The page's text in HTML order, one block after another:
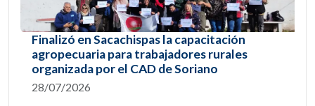
Finalizó en Sacachispas la capacitación
agropecuaria para trabajadores rurales
organizada por el CAD de Soriano
28/07/2026